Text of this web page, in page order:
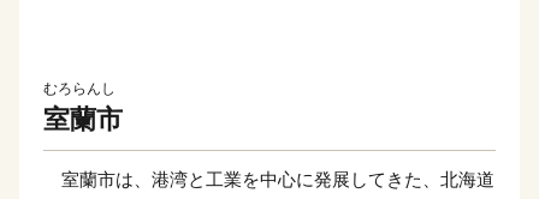
むろらんし
室蘭市
室蘭市は、港湾と工業を中心に発展してきた、北海道